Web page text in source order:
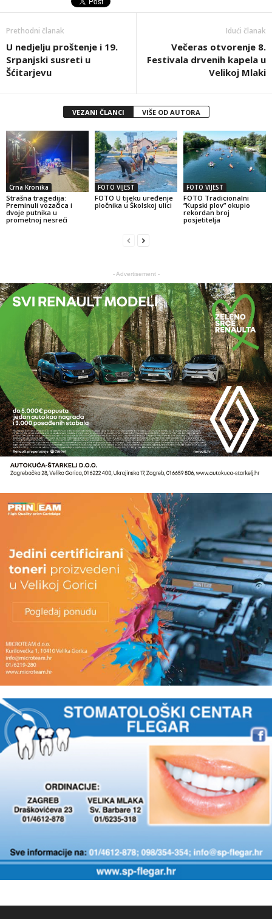
Prethodni članak
U nedjelju proštenje i 19.
Srpanjski susreti u
Šćitarjevu
Idući članak
Večeras otvorenje 8.
Festivala drvenih kapela u
Velikoj Mlaki
VEZANI ČLANCI VIŠE OD AUTORA
Crna Kronika
Strašna tragedija:
Preminuli vozačica i
dvoje putnika u
prometnoj nesreći
FOTO VIJEST
FOTO U tijeku uređenje
pločnika u Školskoj ulici
FOTO VIJEST
FOTO Tradicionalni
“Kupski plov” okupio
rekordan broj
posjetitelja
- Advertisement -